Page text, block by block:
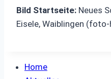
Bild Startseite: Neues
Eisele, Waiblingen
Home